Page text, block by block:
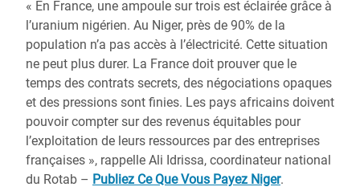
« En France, une ampoule sur trois est éclairée grâce à
l’uranium nigérien. Au Niger, près de 90% de la
population n’a pas accès à l’électricité. Cette situation
ne peut plus durer. La France doit prouver que le
temps des contrats secrets, des négociations opaques
et des pressions sont finies. Les pays africains doivent
pouvoir compter sur des revenus équitables pour
l’exploitation de leurs ressources par des entreprises
françaises », rappelle Ali Idrissa, coordinateur national
du Rotab – Publiez Ce Que Vous Payez Niger.